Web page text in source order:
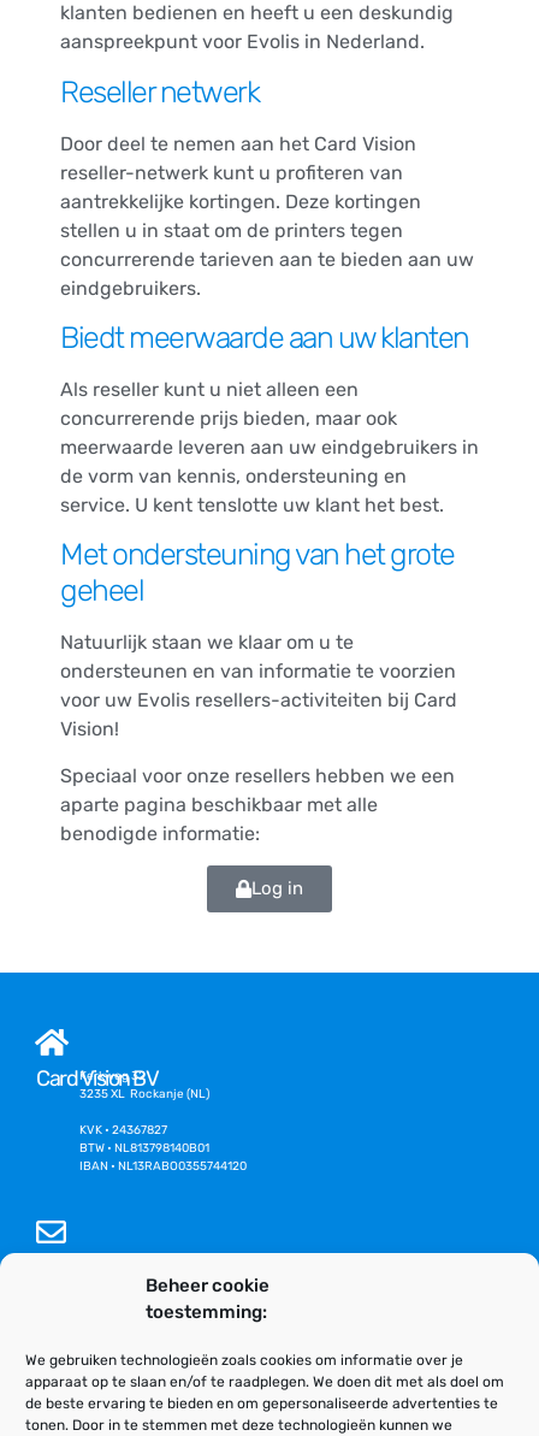
Beheer cookie
toestemming:
We gebruiken technologieën zoals cookies om informatie over je
apparaat op te slaan en/of te raadplegen. We doen dit met als doel om
de beste ervaring te bieden en om gepersonaliseerde advertenties te
tonen. Door in te stemmen met deze technologieën kunnen we
klanten bedienen en heeft u een deskundig
aanspreekpunt voor Evolis in Nederland.
Reseller netwerk
Door deel te nemen aan het Card Vision
reseller-netwerk kunt u profiteren van
aantrekkelijke kortingen. Deze kortingen
stellen u in staat om de printers tegen
concurrerende tarieven aan te bieden aan uw
eindgebruikers.
Biedt meerwaarde aan uw klanten
Als reseller kunt u niet alleen een
concurrerende prijs bieden, maar ook
meerwaarde leveren aan uw eindgebruikers in
de vorm van kennis, ondersteuning en
service. U kent tenslotte uw klant het best.
Met ondersteuning van het grote
geheel
Natuurlijk staan we klaar om u te
ondersteunen en van informatie te voorzien
voor uw Evolis resellers-activiteiten bij Card
Vision!
Speciaal voor onze resellers hebben we een
aparte pagina beschikbaar met alle
benodigde informatie:
Log in
Card Vision BV
Kerkweg 32
3235 XL Rockanje (NL)
KVK • 24367827
BTW • NL813798140B01
IBAN • NL13RABO0355744120